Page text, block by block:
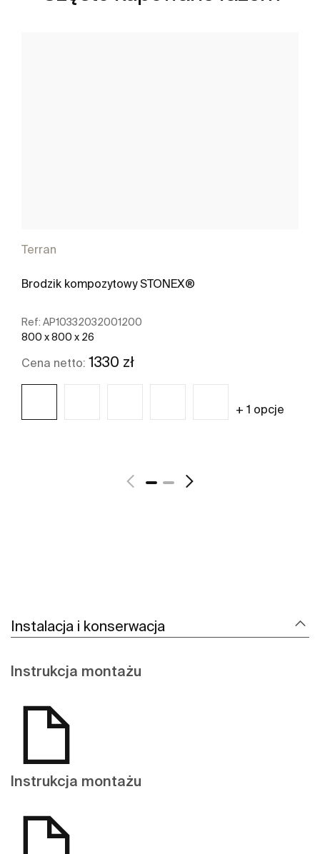
Terran
Brodzik kompozytowy STONEX®
Ref: AP10332032001200
800 x 800 x 26
Cena netto: 1330 zł
+ 1 opcje
Instalacja i konserwacja
Instrukcja montażu
Instrukcja montażu